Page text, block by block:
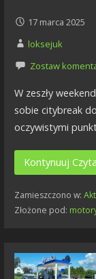
17 marca 2025
loksejuk
Zostaw
W zeszły
sobie citybreak
oczywistymi
Kontynuuj
Zamieszczono w:
Złożone pod: